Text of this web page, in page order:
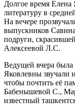
Долгое время Елена
литературу в
На вечере
выпускников
подруги,
Алексеевой Л.С.
Ведущей вчера
Яковлевны звучали
чтобы почтить её
Бабенышевой С.,
известный